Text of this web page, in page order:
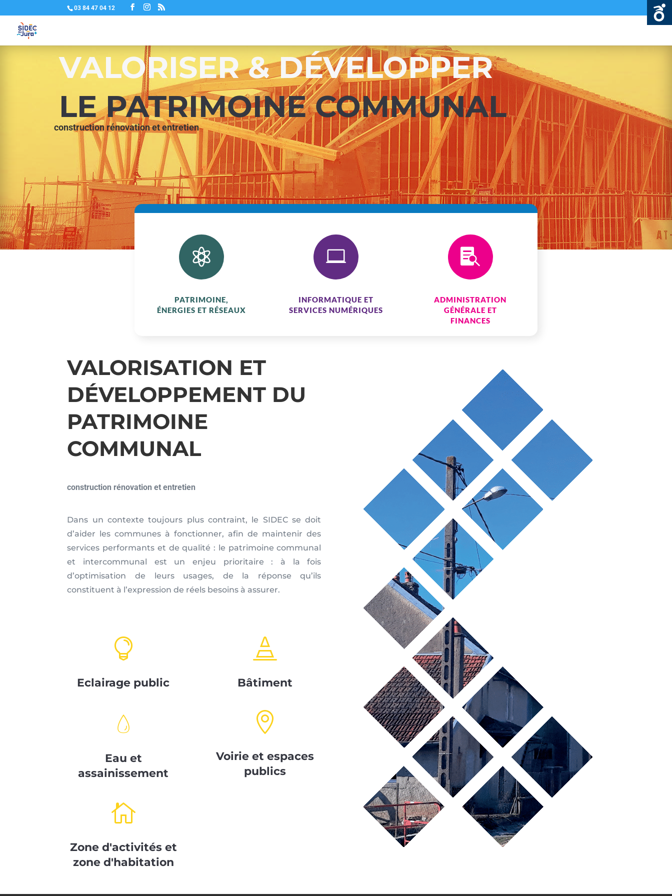
03 84 47 04 12
VALORISER & DÉVELOPPER
LE PATRIMOINE COMMUNAL
construction rénovation et entretien

PATRIMOINE,
ÉNERGIES ET RÉSEAUX

INFORMATIQUE ET
SERVICES NUMÉRIQUES

ADMINISTRATION
GÉNÉRALE ET
FINANCES
VALORISATION ET
DÉVELOPPEMENT DU
PATRIMOINE
COMMUNAL
construction rénovation et entretien
Dans un contexte toujours plus contraint, le SIDEC se doit
d’aider les communes à fonctionner, afin de maintenir des
services performants et de qualité : le patrimoine communal
et intercommunal est un enjeu prioritaire : à la fois
d’optimisation de leurs usages, de la réponse qu’ils
constituent à l’expression de réels besoins à assurer.

Eclairage public
Eau et
assainissement

Zone d'activités et
zone d'habitation

Bâtiment

Voirie et espaces
publics